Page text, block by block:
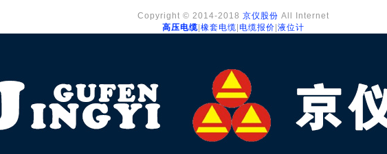
Copyright © 2014-2018 京仪股份 All Internet
高压电缆| 橡套电缆 电缆报价 液位计